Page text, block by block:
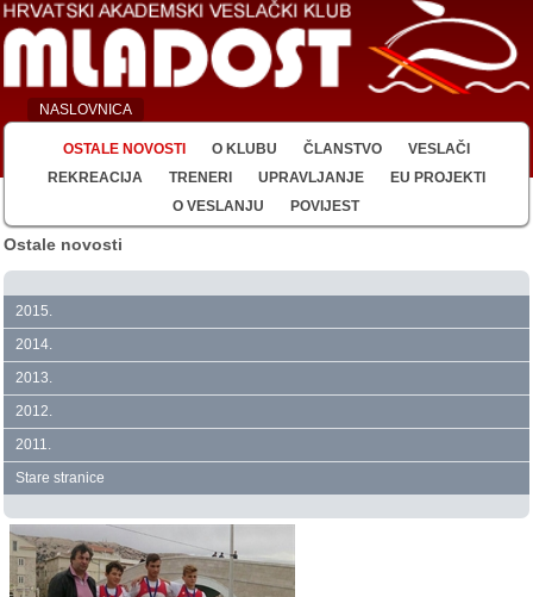
NASLOVNICA
OSTALE NOVOSTI O KLUBU ČLANSTVO
VESLAČI
REKREACIJA
TRENERI UPRAVLJANJE
EU PROJEKTI
O VESLANJU
POVIJEST
Ostale novosti
2015.
2014.
2013.
2012.
2011.
Stare stranice